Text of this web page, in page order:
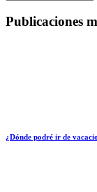
Publicaciones
¿Dónde podré ir de